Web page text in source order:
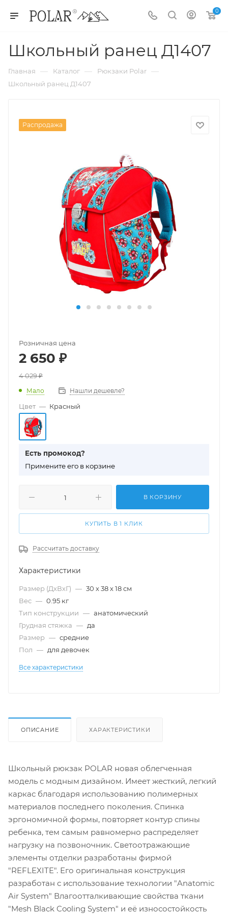
0
Школьный ранец Д1407
Главная — Каталог — Рюкзаки Polar —
Школьный ранец Д1407
Распродажа
Розничная цена
2 650 ₽
4 029₽
Мало Нашли дешевле?
Цвет — Красный
Есть промокод?
Примените его в корзине
В КОРЗИНУ
КУПИТЬ В 1 КЛИК
Рассчитать доставку
Характеристики
Размер (ДхВхГ) — 30 х 38 х 18 см
Вес — 0.95 кг
Тип конструкции — анатомический
Грудная стяжка — да
Размер — cредние
Пол — для девочек
Все характеристики
ОПИСАНИЕ ХАРАКТЕРИСТИКИ
Школьный рюкзак POLAR новая облегченная
модель с модным дизайном. Имеет жесткий, легкий
каркас благодаря использованию полимерных
материалов последнего поколения. Спинка
эргономичной формы, повторяет контур спины
ребенка, тем самым равномерно распределяет
нагрузку на позвоночник. Светоотражающие
элементы отделки разработаны фирмой
"REFLEXITE". Его оригинальная конструкция
разработан с использование технологии "Anatomic
Air System" Влагоотталкивающие свойства ткани
"Mesh Black Cooling System" и eё износостойкость